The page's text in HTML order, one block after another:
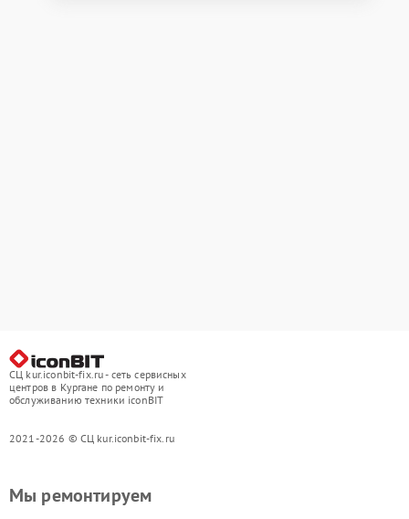
СЦ kur.iconbit-fix.ru - сеть сервисных
центров в Кургане по ремонту и
обслуживанию техники iconBIT
2021-2026 © СЦ kur.iconbit-fix.ru
Мы ремонтируем